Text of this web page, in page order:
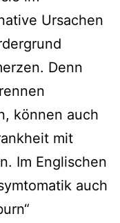
Ursachen
Denn
können auch
mit
Im Englischen
auch